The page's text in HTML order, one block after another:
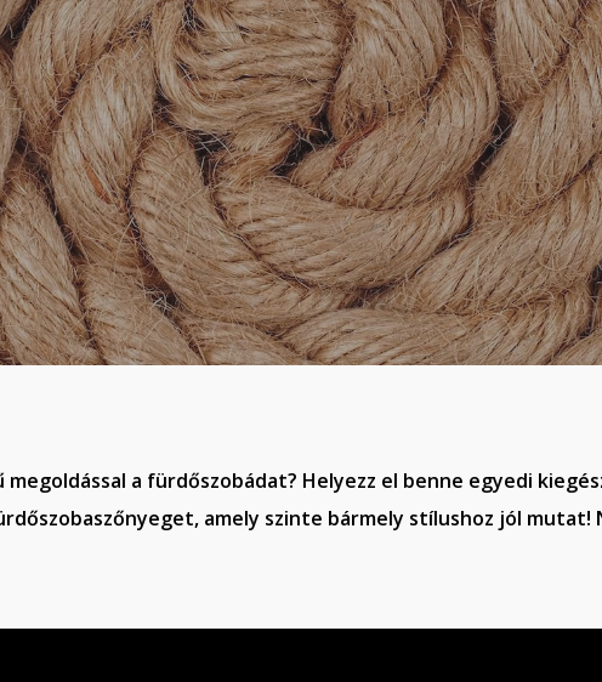
a fürdőszobádat? Helyezz el benne egyedi
amely szinte bármely stílushoz jól mutat!